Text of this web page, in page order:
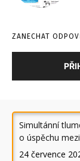
ZANECHAT
Simultánní
o úspěchu
24 července